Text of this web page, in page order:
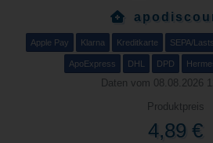
Apple Pay Klarna Kreditkarte SEPA/
ApoExpress DHL DPD
Daten vom 08.08.2026
Produktpreis
4,89 €